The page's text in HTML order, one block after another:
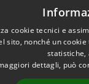
cookie tecnici e
sito, nonché un
statistiche,
dettagli, può